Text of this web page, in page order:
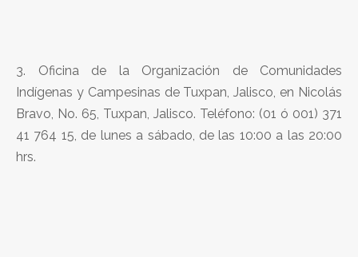
3. Oficina de la Organización de Comunidades
Indígenas y Campesinas de Tuxpan, Jalisco, en Nicolás
Bravo, No. 65, Tuxpan, Jalisco. Teléfono: (01 ó 001) 371
41 764 15, de lunes a sábado, de las 10:00 a las 20:00
hrs.